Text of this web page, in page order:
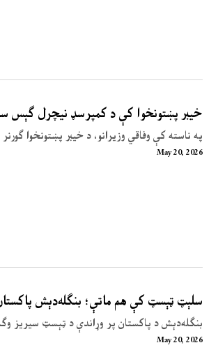
خیبر پښتونخوا کې د کمپرسډ نیچرل ګېس
په ناسته کې وفاقي وزیرانو، د خیبر پښتونخوا
May 20, 2026
سلېټ ټېسټ کې هم ماتې؛ بنګله‌دېش
بنګله‌دېش د پاکستان پر وړاندې د ټېسټ سیریز
May 20, 2026